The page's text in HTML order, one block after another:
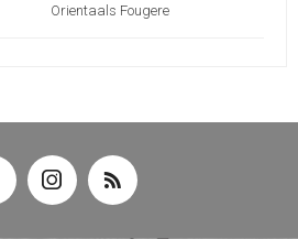
Orientaals Fougere